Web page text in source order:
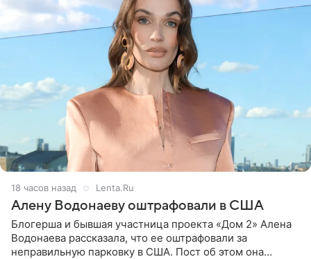
18 часов назад Lenta.Ru
Алену Водонаеву оштрафовали в США
Блогерша и бывшая участница проекта «Дом 2» Алена
Водонаева рассказала, что ее оштрафовали за
неправильную парковку в США. Пост об этом она